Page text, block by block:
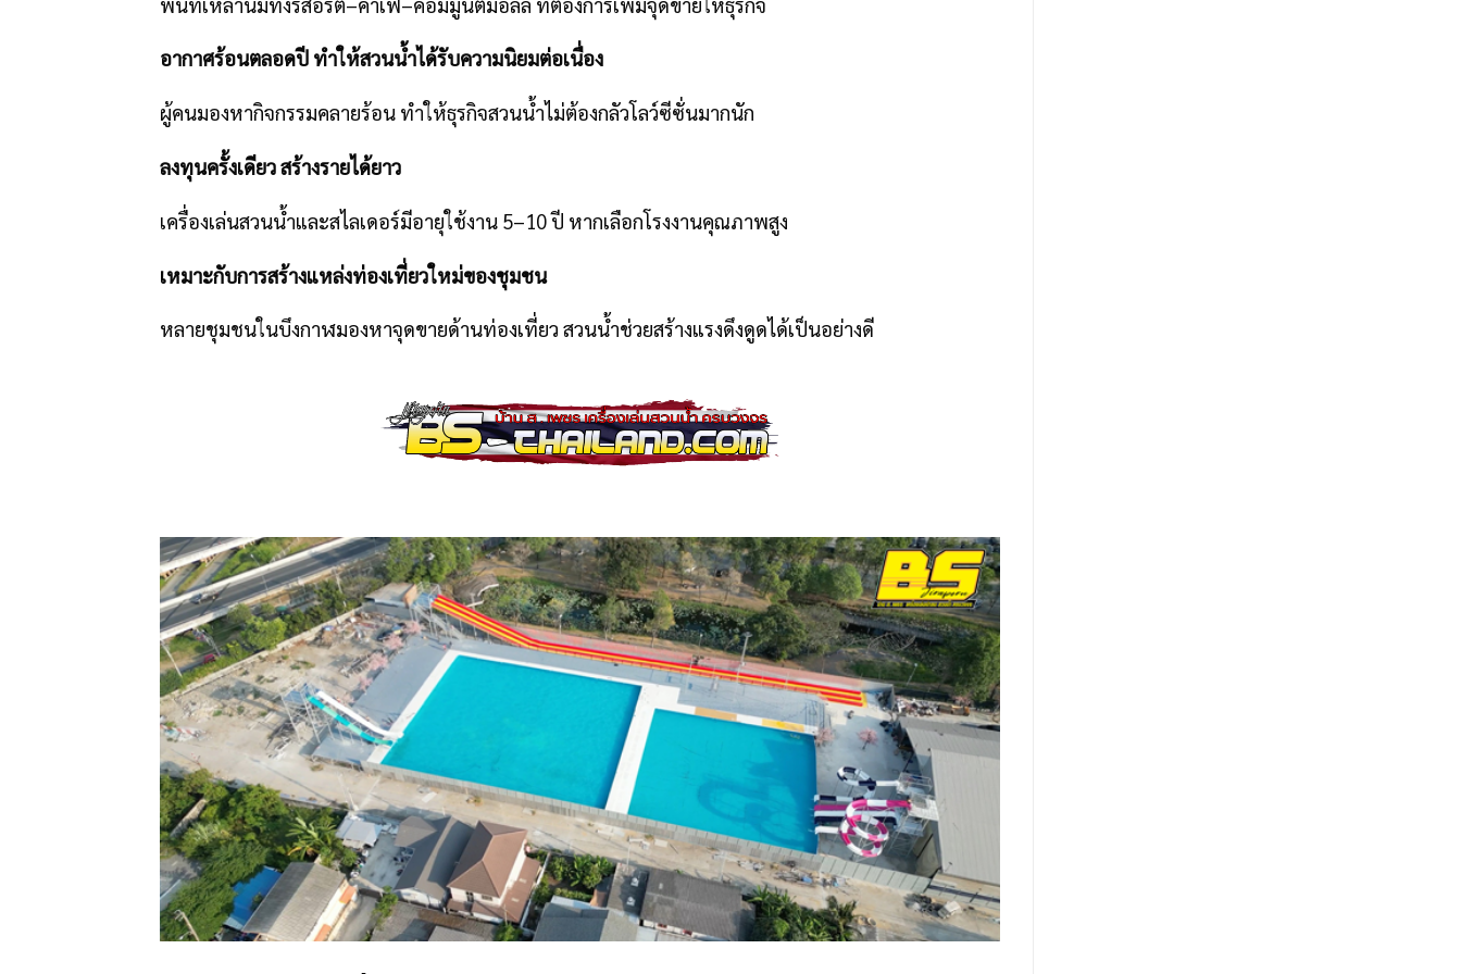
อากาศร้อนตลอดปี ทำให้สวนน้ำได้รับความนิยมต่อเนื่อง
ผู้คนมองหากิจกรรมคลายร้อน ทำให้ธุรกิจสวนน้ำไม่ต้องกลัวโลว์ซีซั่นมากนัก
ลงทุนครั้งเดียว สร้างรายได้ยาว
เครื่องเล่นสวนน้ำและสไลเดอร์มีอายุใช้งาน 5–10 ปี หากเลือกโรงงานคุณภาพสูง
เหมาะกับการสร้างแหล่งท่องเที่ยวใหม่ของชุมชน
หลายชุมชนในบึงกาฬมองหาจุดขายด้านท่องเที่ยว สวนน้ำช่วยสร้างแรงดึงดูดได้เป็นอย่างดี